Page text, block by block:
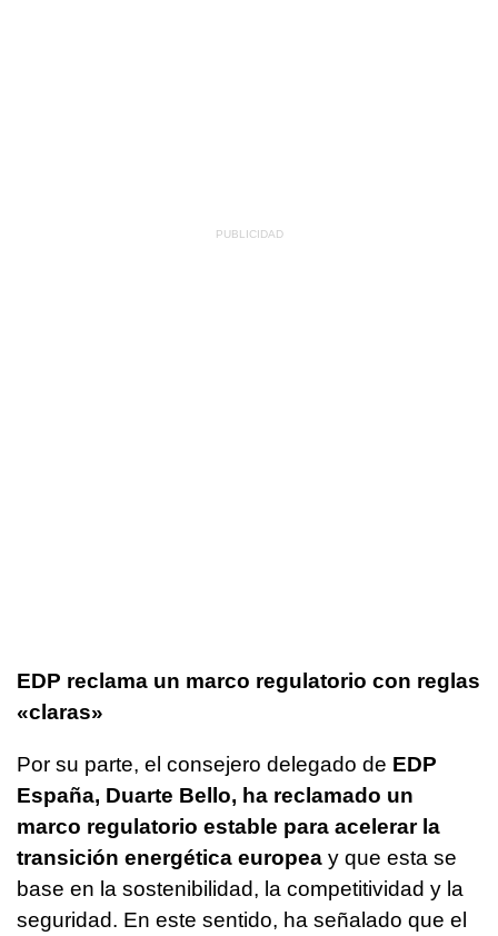
EDP reclama un marco regulatorio con reglas
«claras»
Por su parte, el consejero delegado de EDP
España, Duarte Bello, ha reclamado un
marco regulatorio estable para acelerar la
transición energética europea y que esta se
base en la sostenibilidad, la competitividad y la
seguridad. En este sentido, ha señalado que el